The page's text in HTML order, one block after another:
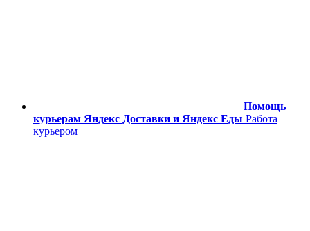
Помощь
курьерам Яндекс Доставки и Яндекс Еды Работа
курьером